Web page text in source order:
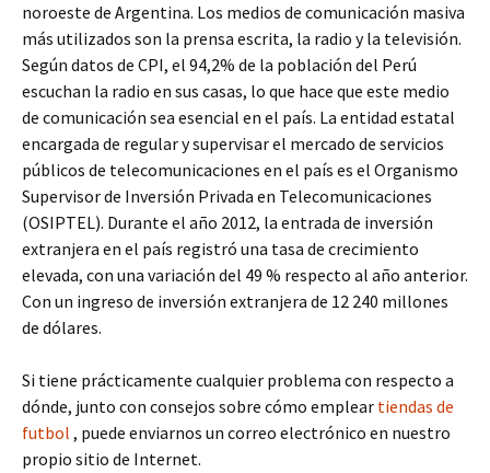
noroeste de Argentina. Los medios de comunicación masiva
más utilizados son la prensa escrita, la radio y la televisión.
Según datos de CPI, el 94,2% de la población del Perú
escuchan la radio en sus casas, lo que hace que este medio
de comunicación sea esencial en el país. La entidad estatal
encargada de regular y supervisar el mercado de servicios
públicos de telecomunicaciones en el país es el Organismo
Supervisor de Inversión Privada en Telecomunicaciones
(OSIPTEL). Durante el año 2012, la entrada de inversión
extranjera en el país registró una tasa de crecimiento
elevada, con una variación del 49 % respecto al año anterior.
Con un ingreso de inversión extranjera de 12 240 millones
de dólares.
Si tiene prácticamente cualquier problema con respecto a
dónde, junto con consejos sobre cómo emplear tiendas de
futbol , puede enviarnos un correo electrónico en nuestro
propio sitio de Internet.